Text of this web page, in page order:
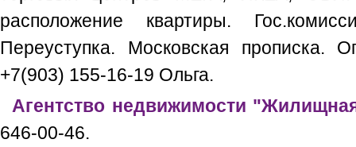
расположение квартиры.
Переуступка. Московская прописка.
+7(903) 155-16-19 Ольга.
Агентство недвижимости
646-00-46.